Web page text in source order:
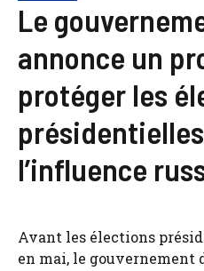
Le
annonce un
protéger les
l’influence
Avant les élections
en mai, le gouvernement